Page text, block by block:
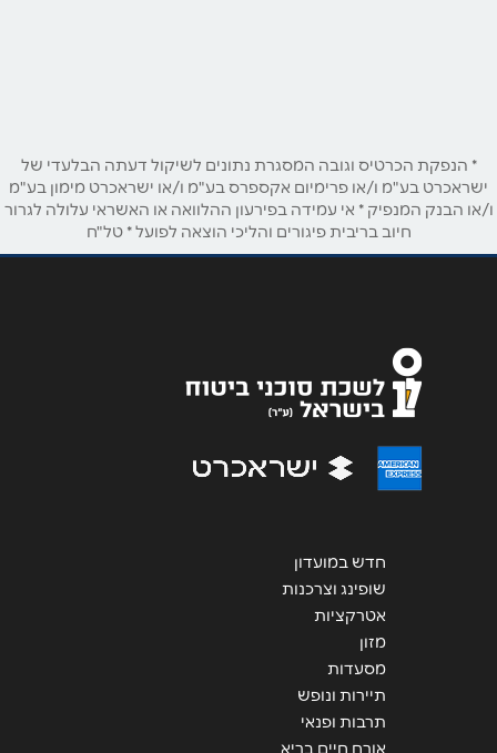
שם מלא*
טלפון*
נושא
אנא חזרו אלי בקשר ל...
הודעה*
* הנפקת הכרטיס וגובה המסגרת נתונים לשיקול דעתה הבלעדי של
ישראכרט בע"מ ו/או פרימיום אקספרס בע"מ ו/או ישראכרט מימון בע"מ
ו/או הבנק המנפיק * אי עמידה בפירעון ההלוואה או האשראי עלולה לגרור
חיוב בריבית פיגורים והליכי הוצאה לפועל * טל"ח
חדש במועדון
שופינג וצרכנות
אטרקציות
מזון
מסעדות
תיירות ונופש
תרבות ופנאי
אורח חיים בריא